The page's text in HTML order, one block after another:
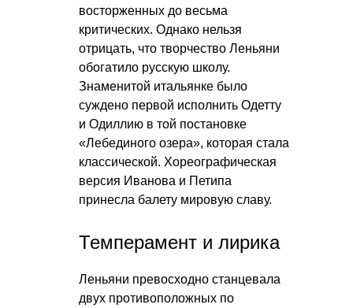
восторженных до весьма
критических. Однако нельзя
отрицать, что творчество Леньяни
обогатило русскую школу.
Знаменитой итальянке было
суждено первой исполнить Одетту
и Одиллию в той постановке
«Лебединого озера», которая стала
классической. Хореографическая
версия Иванова и Петипа
принесла балету мировую славу.
Темперамент и лирика
Леньяни превосходно станцевала
двух противоположных по